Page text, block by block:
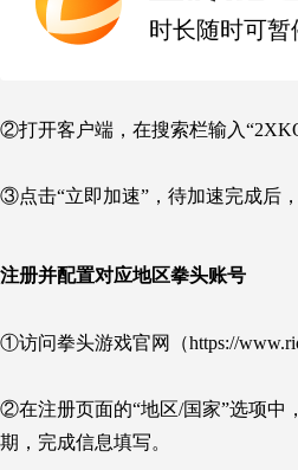
时长随时可暂
②打开客户端，在搜索栏输入
③点击“立即加速”，待加速完成后
注册并配置对应地区拳头账号
①访问拳头游戏官网（https://
②在注册页面的“地区/国家”选项中
期，完成信息填写。